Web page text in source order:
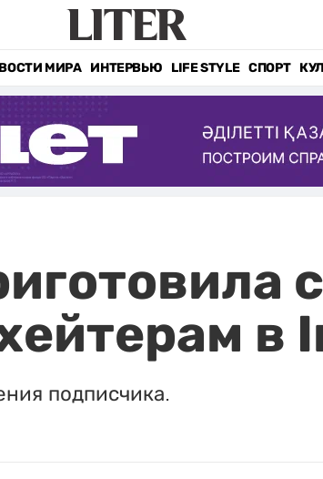
МИРА ИНТЕРВЬЮ LIFE STYLE СПОРТ
в
подписчика.